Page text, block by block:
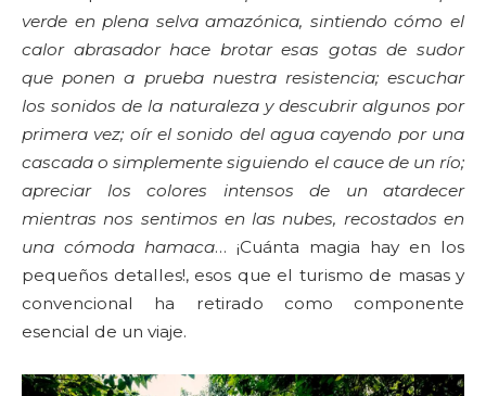
verde en plena selva amazónica, sintiendo cómo el
calor abrasador hace brotar esas gotas de sudor
que ponen a prueba nuestra resistencia; escuchar
los sonidos de la naturaleza y descubrir algunos por
primera vez; oír el sonido del agua cayendo por una
cascada o simplemente siguiendo el cauce de un río;
apreciar los colores intensos de un atardecer
mientras nos sentimos en las nubes, recostados en
una cómoda hamaca… ¡Cuánta magia hay en los
pequeños detalles!, esos que el turismo de masas y
convencional ha retirado como componente
esencial de un viaje.